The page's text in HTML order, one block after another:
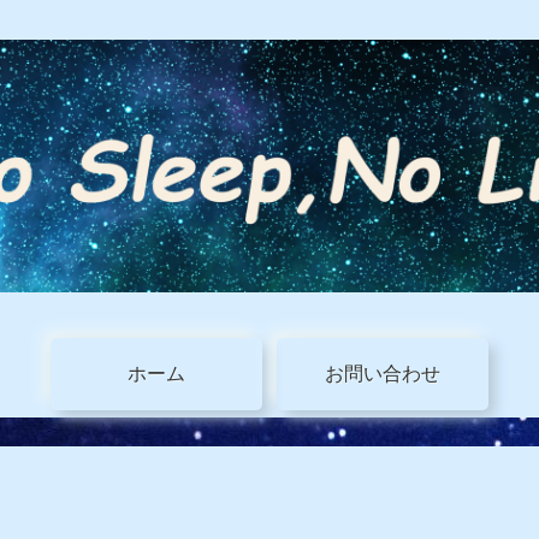
ホーム お問い合わせ